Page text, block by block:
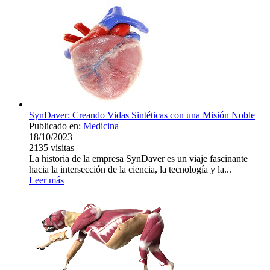
SynDaver: Creando Vidas Sintéticas con una Misión Noble
Publicado en: Medicina
18/10/2023
2135 visitas
La historia de la empresa SynDaver es un viaje fascinante
hacia la intersección de la ciencia, la tecnología y la...
Leer más